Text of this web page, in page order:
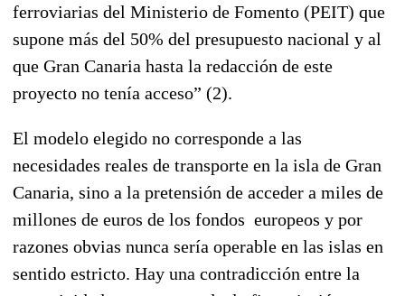
ferroviarias del Ministerio de Fomento (PEIT) que
supone más del 50% del presupuesto nacional y al
que Gran Canaria hasta la redacción de este
proyecto no tenía acceso” (2).
El modelo elegido no corresponde a las
necesidades reales de transporte en la isla de Gran
Canaria, sino a la pretensión de acceder a miles de
millones de euros de los fondos europeos y por
razones obvias nunca sería operable en las islas en
sentido estricto. Hay una contradicción entre la